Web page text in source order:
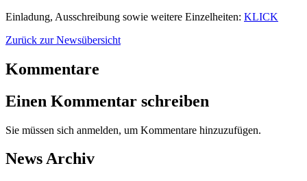
Einladung, Ausschreibung sowie weitere Einzelheiten: KLICK
Zurück zur Newsübersicht
Kommentare
Einen Kommentar schreiben
Sie müssen sich anmelden, um Kommentare hinzuzufügen.
News Archiv